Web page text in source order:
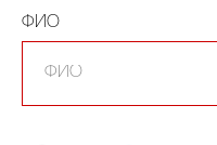
ФИО